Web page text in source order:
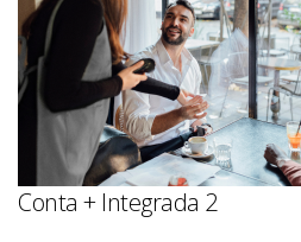
Conta + Integrada 2